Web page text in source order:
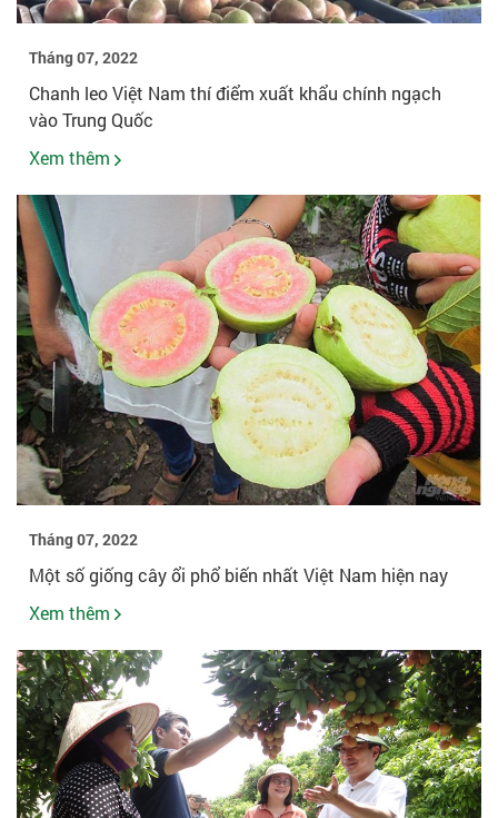
Tháng 07, 2022
Chanh leo Việt Nam thí điểm xuất khẩu chính ngạch
vào Trung Quốc
Xem thêm
Tháng 07, 2022
Một số giống cây ổi phổ biến nhất Việt Nam hiện nay
Xem thêm